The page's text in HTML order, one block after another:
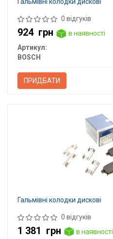
0 відгуків
924 грн
в наявності
Артикул:
BOSCH
ПРИДБАТИ
Гальмівні колодки дискові
0 відгуків
1 381 грн
в наявності